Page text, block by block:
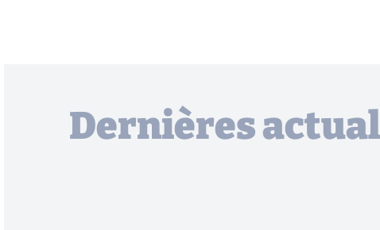
Dernières